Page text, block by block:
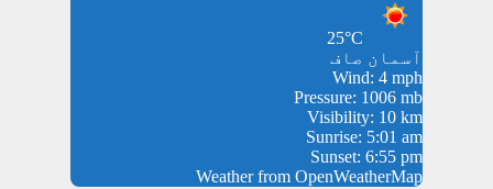
25°C
آسمان صاف
Wind: 4 mph
Pressure: 1006 mb
Visibility: 10 km
Sunrise: 5:01 am
Sunset: 6:55 pm
Weather from OpenWeatherMap